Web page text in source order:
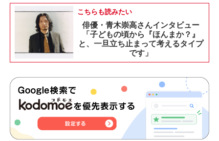
こちらも読みたい
俳優・青木崇高さんインタビュー
「子どもの頃から『ほんまか？』
と、一旦立ち止まって考えるタイプ
です」